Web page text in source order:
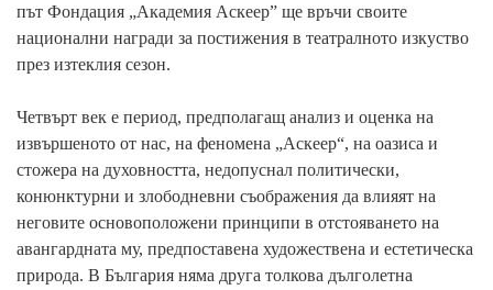
път Фондация „Академия Аскеер” ще връчи своите
национални награди за постижения в театралното изкуство
през изтеклия сезон.
Четвърт век е период, предполагащ анализ и оценка на
извършеното от нас, на феномена „Аскеер“, на оазиса и
стожера на духовността, недопуснал политически,
конюнктурни и злободневни съображения да влияят на
неговите основоположени принципи в отстояването на
авангардната му, предпоставена художествена и естетическа
природа. В България няма друга толкова дълголетна